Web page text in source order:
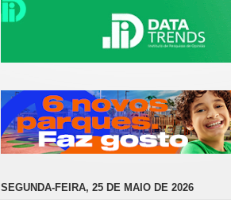
SEGUNDA-FEIRA, 25 DE MAIO DE 2026